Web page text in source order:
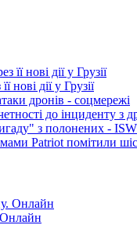
нові дії у Грузії
дронів - соцмережі
до інциденту з
з полонених - ISW
Patriot помітили
Онлайн